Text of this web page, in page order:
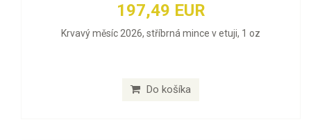
197,49 EUR
Krvavý měsíc 2026, stříbrná mince v etuji, 1 oz
Do košíka